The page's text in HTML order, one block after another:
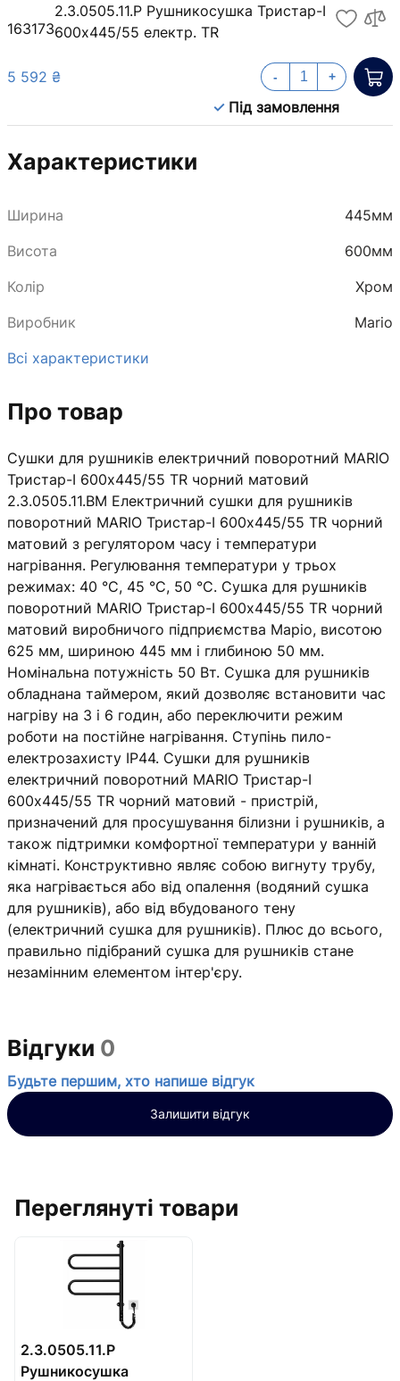
163173
2.3.0505.11.P Рушникосушка Тристар-I
600х445/55 електр. TR
5 592 ₴
Під замовлення
- +
Характеристики
Ширина
445мм
Висота
600мм
Колір
Хром
Виробник
Mario
Всі характеристики
Про товар
Сушки для рушників електричний поворотний MARIO
Тристар-I 600х445/55 TR чорний матовий
2.3.0505.11.BM Електричний сушки для рушників
поворотний MARIO Тристар-I 600х445/55 TR чорний
матовий з регулятором часу і температури
нагрівання. Регулювання температури у трьох
режимах: 40 °С, 45 °С, 50 °С. Сушка для рушників
поворотний MARIO Тристар-I 600х445/55 TR чорний
матовий виробничого підприємства Маріо, висотою
625 мм, шириною 445 мм і глибиною 50 мм.
Номінальна потужність 50 Вт. Сушка для рушників
обладнана таймером, який дозволяє встановити час
нагріву на 3 і 6 годин, або переключити режим
роботи на постійне нагрівання. Ступінь пило-
електрозахисту IP44. Сушки для рушників
електричний поворотний MARIO Тристар-I
600х445/55 TR чорний матовий - пристрій,
призначений для просушування білизни і рушників, а
також підтримки комфортної температури у ванній
кімнаті. Конструктивно являє собою вигнуту трубу,
яка нагрівається або від опалення (водяний сушка
для рушників), або від вбудованого тену
(електричний сушка для рушників). Плюс до всього,
правильно підібраний сушка для рушників стане
незамінним елементом інтер'єру.
Відгуки 0
Будьте першим, хто напише відгук
Залишити відгук
Переглянуті товари
2.3.0505.11.P
Рушникосушка